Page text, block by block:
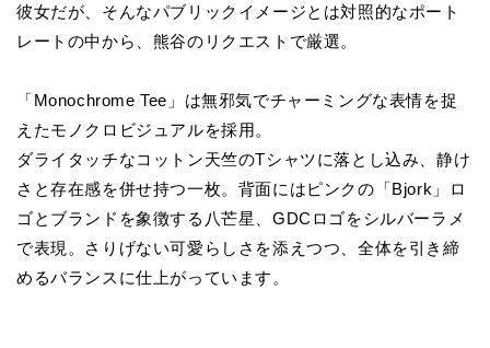
彼女だが、そんなパブリックイメージとは対照的なポート
レートの中から、熊谷のリクエストで厳選。
「Monochrome Tee」は無邪気でチャーミングな表情を捉
えたモノクロビジュアルを採用。
ダライタッチなコットン天竺のTシャツに落とし込み、静け
さと存在感を併せ持つ一枚。背面にはピンクの「Bjork」ロ
ゴとブランドを象徴する八芒星、GDCロゴをシルバーラメ
で表現。さりげない可愛らしさを添えつつ、全体を引き締
めるバランスに仕上がっています。